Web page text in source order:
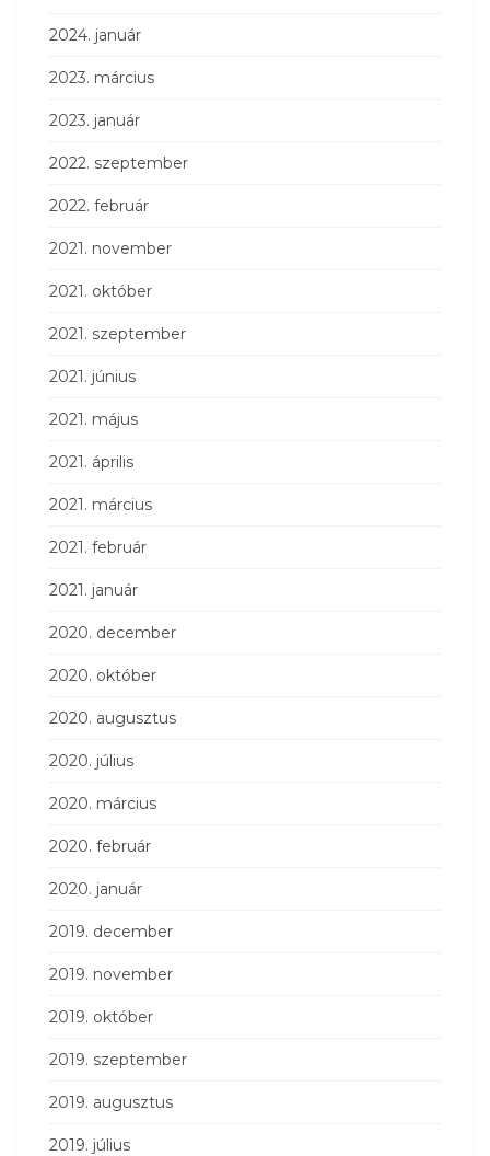
2024. január
2023. március
2023. január
2022. szeptember
2022. február
2021. november
2021. október
2021. szeptember
2021. június
2021. május
2021. április
2021. március
2021. február
2021. január
2020. december
2020. október
2020. augusztus
2020. július
2020. március
2020. február
2020. január
2019. december
2019. november
2019. október
2019. szeptember
2019. augusztus
2019. július